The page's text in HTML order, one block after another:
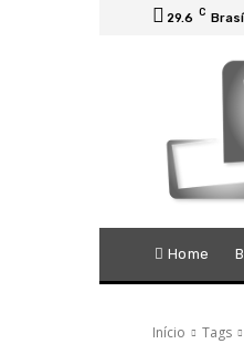
29.6 C
Home
Início Tags